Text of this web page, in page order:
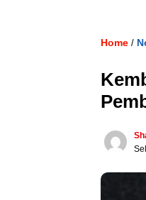
Home /